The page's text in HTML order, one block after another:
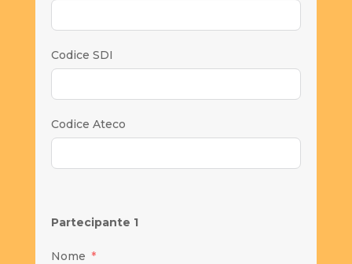
Codice SDI
Codice Ateco
Partecipante 1
Nome